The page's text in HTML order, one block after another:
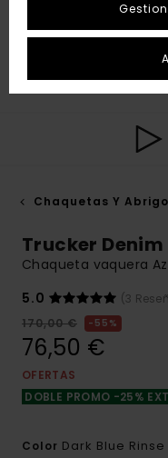
Chaquetas Y
Trucker Denim
Chaqueta vaquera
5.0
(3
170,00 €
55%
76,50 €
OFERTAS
DOBLE PROMO -25%
Color Dark Blue Rinse